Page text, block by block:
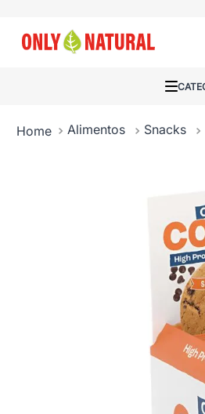
Alimentos Snacks